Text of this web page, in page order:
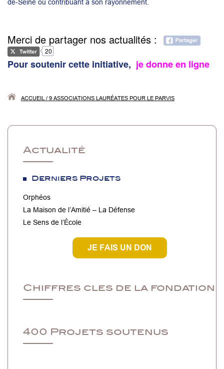
de-Seine ou contribuant à son rayonnement.
Merci de partager nos actualités :
20
Pour soutenir cette initiative, je donne en ligne
ACCUEIL / 9 ASSOCIATIONS LAURÉATES POUR LE PARVIS
Actualité
Derniers Projets
Orphéos
La Maison de l’Amitié – La Défense
Le Sens de l’École
JE FAIS UN DON
Chiffres cles de la fondation
400 Projets soutenus